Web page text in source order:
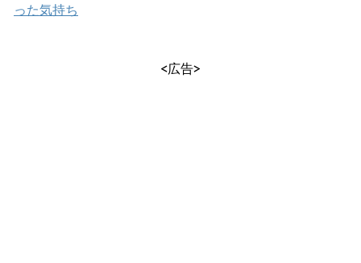
った気持ち
<広告>